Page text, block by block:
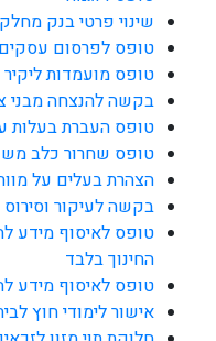
שינוי פרטי בנק
טופס לפרסום
טופס מועמדות ליקיר
בקשה להנצחה מבני
טופס העברת בעלות
טופס שחרור כלב
הצהרת בעלים על
בקשה לעיקור וסירוס
טופס לאיסוף מידע
החינוך בלבד
טופס לאיסוף מידע
אישור לימודי חוץ